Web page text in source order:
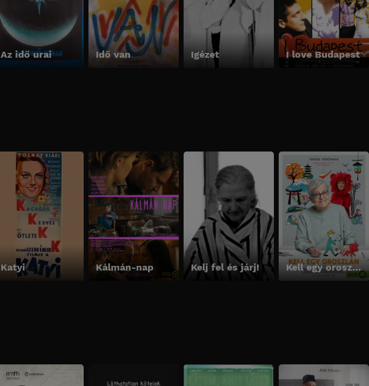
Az idő urai Idő van Igézet I love Budapest
Katyi Kálmán-nap Kelj fel és járj! Kell egy oroszlán